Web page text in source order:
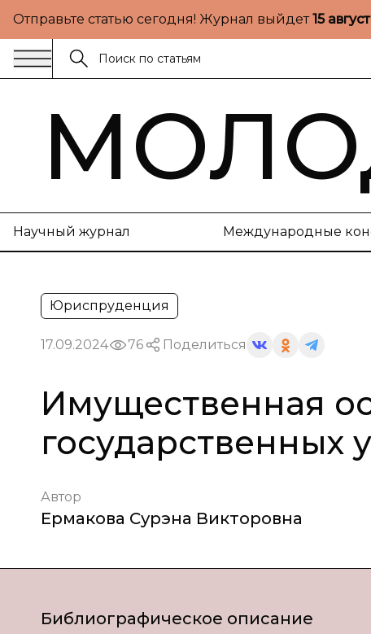
Отправьте статью сегодня! Журнал выйдет15
Научный журнал Международные
Юриспруденция
17.09.2024 76 Поделиться
Имущественная
государственных
Автор
Ермакова Сурэна Викторовна
Библиографическое описание